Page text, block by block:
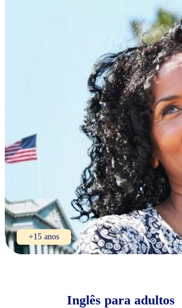
+15 anos
Inglês para adultos